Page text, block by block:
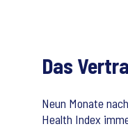
Das
Neun Monate
Health Index